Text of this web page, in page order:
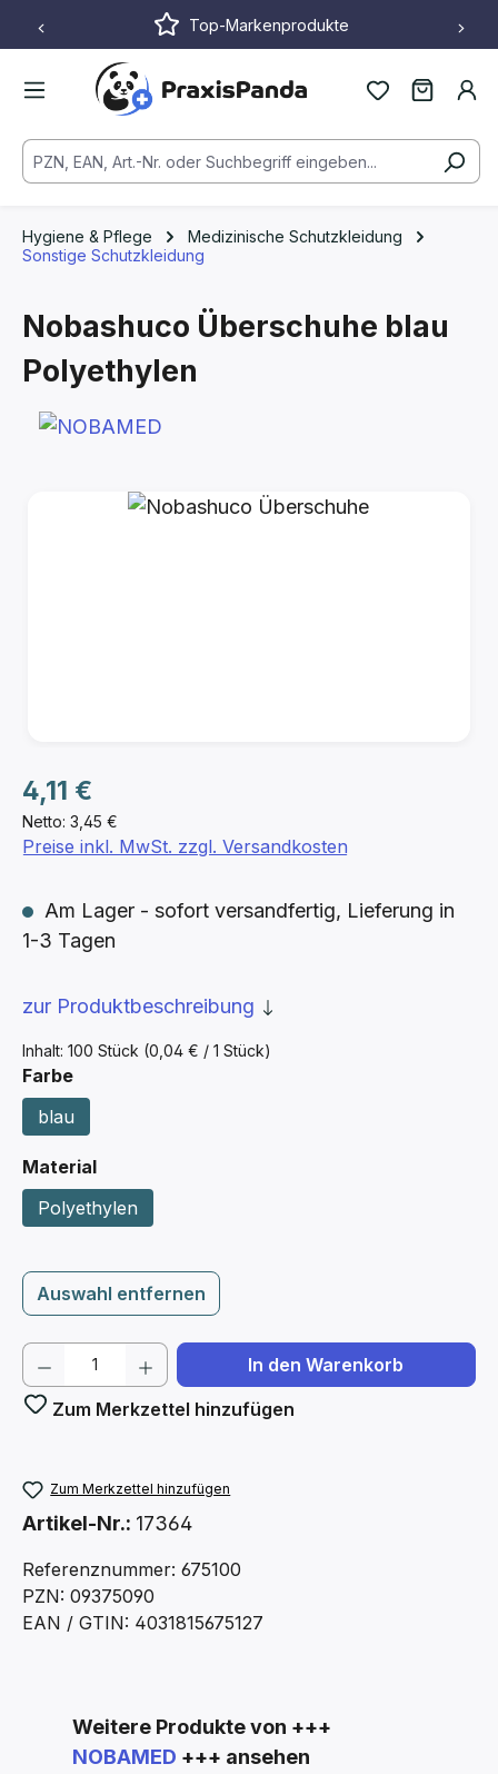
Zum Hauptinhalt springenTop-Markenprodukte
Hygiene & Pflege
Medizinische Schutzkleidung
Sonstige Schutzkleidung
Nobashuco Überschuhe blau
Polyethylen
Bildergalerie überspringen
Netto: 3,45 €
Regulärer Preis:
4,11 €
Inhalt: 100 Stück (0,04 € / 1 Stück)
Preise inkl. MwSt. zzgl. Versandkosten
Am Lager - sofort versandfertig, Lieferung in
1-3 Tagen
zur Produktbeschreibung
Farbeauswählen
blau
Materialauswählen
Polyethylen
Auswahl entfernen
Produkt Anzahl: Gib den gewünschten
In den Warenkorb
Zum Merkzettel hinzufügen
Zum Merkzettel hinzufügen
Artikel-Nr.: 17364
Referenznummer: 675100
PZN: 09375090
EAN / GTIN: 4031815675127
Produktgalerie überspringen
Weitere Produkte von +++
NOBAMED +++ ansehen